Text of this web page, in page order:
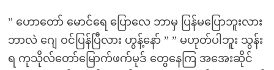
” ဟောတော် မောင်ရေ ပြောလေ ဘာမှ ပြန်မပြောဘူးလား
ဘာလဲ ဂျေ ဝင်ပြန်ပြီလား ဟွန့်နော် ” ” မဟုတ်ပါဘူး သွန်း
ရ ကုသိုလ်တော်မြောက်ဖက်မုဒ် တွေနေကြ အအေးဆိုင်